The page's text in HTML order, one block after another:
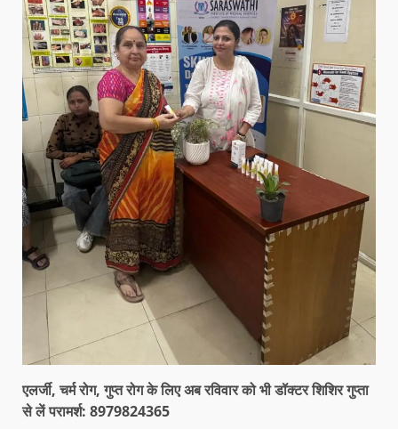
एलर्जी, चर्म रोग, गुप्त रोग के लिए अब रविवार को भी डॉक्टर शिशिर गुप्ता
से लें परामर्श: 8979824365